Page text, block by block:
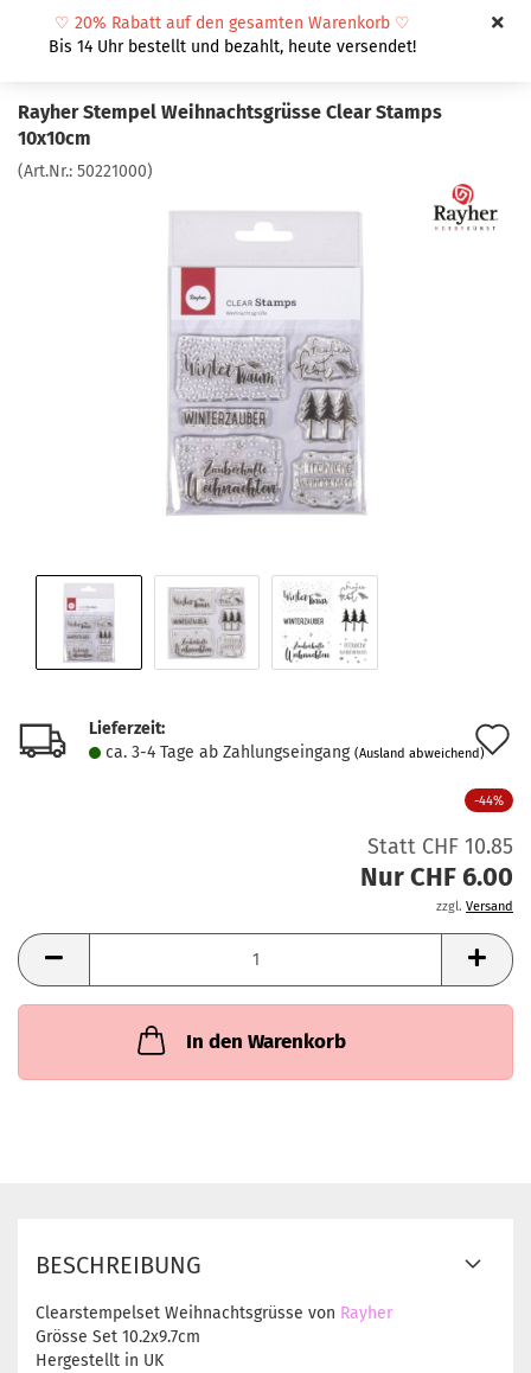
♡ 20% Rabatt auf den gesamten Warenkorb ♡
Bis 14 Uhr bestellt und bezahlt, heute versendet!
Rayher Stempel Weihnachtsgrüsse Clear Stamps
10x10cm
(Art.Nr.: 50221000)
Lieferzeit:
ca. 3-4 Tage ab Zahlungseingang (Ausland abweichend)
-44%
Statt CHF 10.85
Nur CHF 6.00
zzgl. Versand
In den Warenkorb
BESCHREIBUNG
Clearstempelset Weihnachtsgrüsse von Rayher
Grösse Set 10.2x9.7cm
Hergestellt in UK